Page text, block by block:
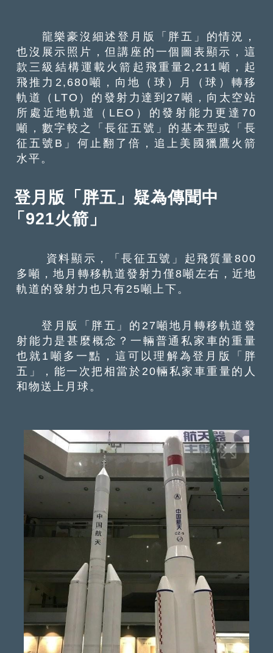
龍樂豪沒細述登月版「胖五」的情況，
也沒展示照片，但講座的一個圖表顯示，這
款三級結構運載火箭起飛重量2,211噸，起
飛推力2,680噸，向地（球）月（球）轉移
軌道（LTO）的發射力達到27噸，向太空站
所處近地軌道（LEO）的發射能力更達70
噸，數字較之「長征五號」的基本型或「長
征五號B」何止翻了倍，追上美國獵鷹火箭
水平。
登月版「胖五」疑為傳聞中
「921火箭」
資料顯示，「長征五號」起飛質量800
多噸，地月轉移軌道發射力僅8噸左右，近地
軌道的發射力也只有25噸上下。
登月版「胖五」的27噸地月轉移軌道發
射能力是甚麼概念？一輛普通私家車的重量
也就1噸多一點，這可以理解為登月版「胖
五」，能一次把相當於20輛私家車重量的人
和物送上月球。